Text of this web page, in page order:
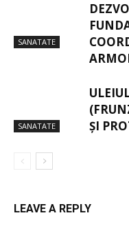
SANATATE
SANATATE
ȘI
LEAVE A REPLY